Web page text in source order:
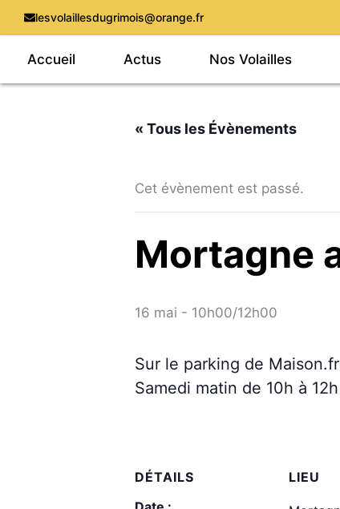
Aller
au
contenu
lesvolaillesdugrimois@orange.fr
Accueil Actus Nos Volailles
« Tous les Évènements
Cet évènement est passé.
Mortagne
16 mai - 10h00/12h00
Sur le parking de Maison.fr
Samedi matin de 10h à
DÉTAILS
LIEU